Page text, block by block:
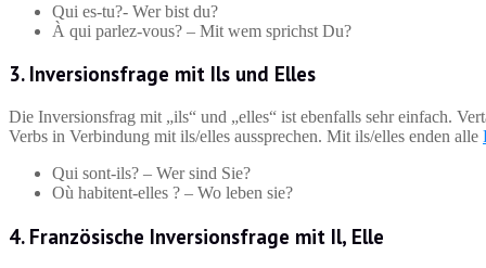
Qui es-tu?- Wer bist du?
À qui parlez-vous? – Mit wem sprichst Du?
3. Inversionsfrage mit Ils und Elles
Die Inversionsfrag mit „ils“ und „elles“ ist ebenfalls sehr einfach.
Verbs in Verbindung mit ils/elles aussprechen. Mit ils/elles enden alle
Qui sont-ils? – Wer sind Sie?
Où habitent-elles ? – Wo leben sie?
4. Französische Inversionsfrage mit Il, Elle